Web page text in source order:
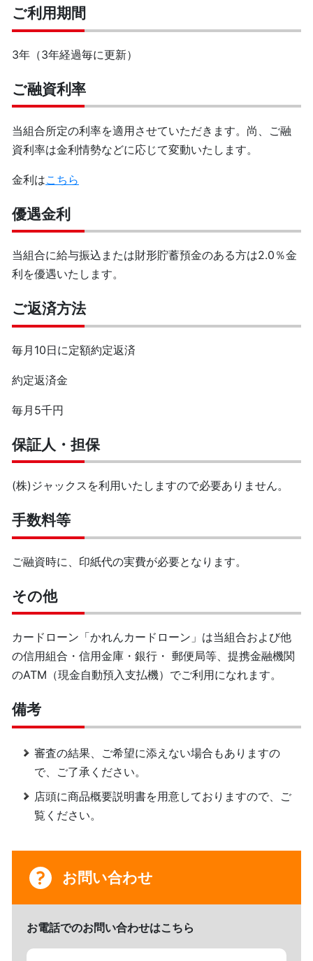
ご利用期間
3年（3年経過毎に更新）
ご融資利率
当組合所定の利率を適用させていただきます。尚、ご融
資利率は金利情勢などに応じて変動いたします。
金利はこちら
優遇金利
当組合に給与振込または財形貯蓄預金のある方は2.0％金
利を優遇いたします。
ご返済方法
毎月10日に定額約定返済
約定返済金
毎月5千円
保証人・担保
(株)ジャックスを利用いたしますので必要ありません。
手数料等
ご融資時に、印紙代の実費が必要となります。
その他
カードローン「かれんカードローン」は当組合および他
の信用組合・信用金庫・銀行・ 郵便局等、提携金融機関
のATM（現金自動預入支払機）でご利用になれます。
備考
審査の結果、ご希望に添えない場合もありますの
で、ご了承ください。
店頭に商品概要説明書を用意しておりますので、ご
覧ください。
お問い合わせ
お電話でのお問い合わせはこちら